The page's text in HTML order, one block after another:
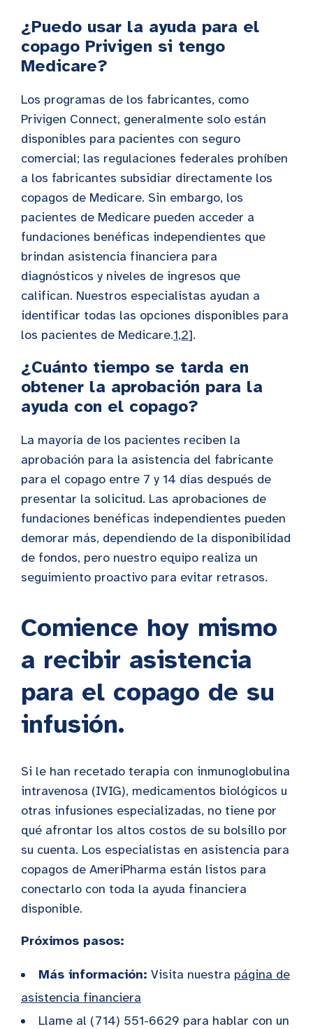
¿Puedo usar la ayuda para el
copago Privigen si tengo
Medicare?
Los programas de los fabricantes, como
Privigen Connect, generalmente solo están
disponibles para pacientes con seguro
comercial; las regulaciones federales prohíben
a los fabricantes subsidiar directamente los
copagos de Medicare. Sin embargo, los
pacientes de Medicare pueden acceder a
fundaciones benéficas independientes que
brindan asistencia financiera para
diagnósticos y niveles de ingresos que
califican. Nuestros especialistas ayudan a
identificar todas las opciones disponibles para
los pacientes de Medicare.1,2].
¿Cuánto tiempo se tarda en
obtener la aprobación para la
ayuda con el copago?
La mayoría de los pacientes reciben la
aprobación para la asistencia del fabricante
para el copago entre 7 y 14 días después de
presentar la solicitud. Las aprobaciones de
fundaciones benéficas independientes pueden
demorar más, dependiendo de la disponibilidad
de fondos, pero nuestro equipo realiza un
seguimiento proactivo para evitar retrasos.
Comience hoy mismo
a recibir asistencia
para el copago de su
infusión.
Si le han recetado terapia con inmunoglobulina
intravenosa (IVIG), medicamentos biológicos u
otras infusiones especializadas, no tiene por
qué afrontar los altos costos de su bolsillo por
su cuenta. Los especialistas en asistencia para
copagos de AmeriPharma están listos para
conectarlo con toda la ayuda financiera
disponible.
Próximos pasos:
Más información: Visita nuestra página de
asistencia financiera
Llame al (714) 551-6629 para hablar con un